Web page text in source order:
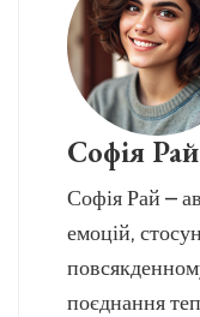
Софія Рай
Софія Рай –
емоцій,
поєднання